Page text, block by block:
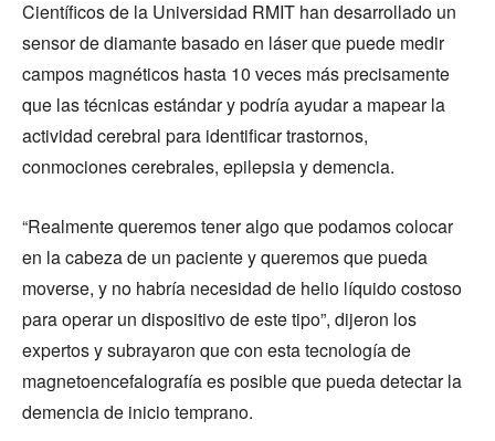
Científicos de la Universidad RMIT han desarrollado un
sensor de diamante basado en láser que puede medir
campos magnéticos hasta 10 veces más precisamente
que las técnicas estándar y podría ayudar a mapear la
actividad cerebral para identificar trastornos,
conmociones cerebrales, epilepsia y demencia.
“Realmente queremos tener algo que podamos colocar
en la cabeza de un paciente y queremos que pueda
moverse, y no habría necesidad de helio líquido costoso
para operar un dispositivo de este tipo”, dijeron los
expertos y subrayaron que con esta tecnología de
magnetoencefalografía es posible que pueda detectar la
demencia de inicio temprano.